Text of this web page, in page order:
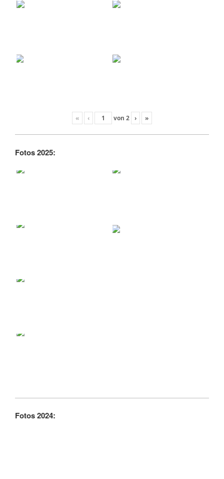
« ‹ von 2 › »
Fotos 2025:
Fotos 2024: